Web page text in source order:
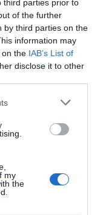
third parties prior to
of the further
by third parties on the
information may
on the IAB’s List of
disclose it to other
my
the
σας , να τον
ανάπαυση